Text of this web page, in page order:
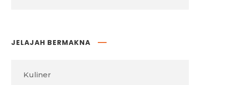
JELAJAH BERMAKNA
Kuliner